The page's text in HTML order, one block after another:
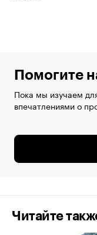
Помогите
Пока мы изучаем
впечатлениями о
Читайте